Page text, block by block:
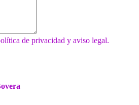
de privacidad y aviso legal.